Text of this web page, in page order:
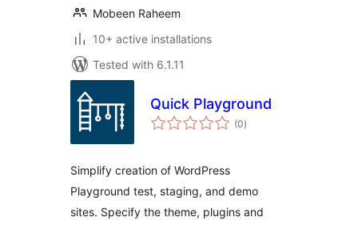
Mobeen Raheem
10+ active installations
Tested with 6.1.11
Quick Playground
(0total
ratings
)
Simplify creation of WordPress
Playground test, staging, and demo
sites. Specify the theme, plugins and